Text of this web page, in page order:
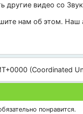
другие видео со
нам об этом. Наш
(Coordinated
понравится.